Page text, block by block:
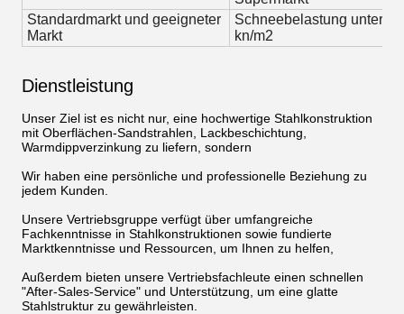
Standardmarkt und geeigneter
Markt
Schneebelastung unter
kn/m2
Dienstleistung
Unser Ziel ist es nicht nur, eine hochwertige Stahlkonstruktion
mit Oberflächen-Sandstrahlen, Lackbeschichtung,
Warmdippverzinkung zu liefern, sondern
Wir haben eine persönliche und professionelle Beziehung zu
jedem Kunden.
Unsere Vertriebsgruppe verfügt über umfangreiche
Fachkenntnisse in Stahlkonstruktionen sowie fundierte
Marktkenntnisse und Ressourcen, um Ihnen zu helfen,
Außerdem bieten unsere Vertriebsfachleute einen schnellen
"After-Sales-Service" und Unterstützung, um eine glatte
Stahlstruktur zu gewährleisten.